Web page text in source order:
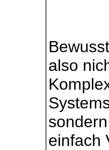
also
einfach